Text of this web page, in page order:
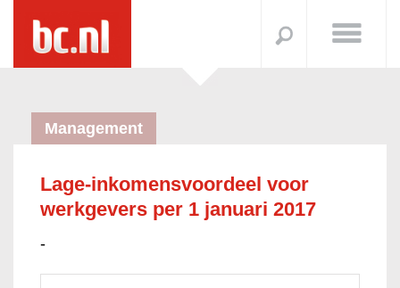
Management
Lage-inkomensvoordeel voor
werkgevers per 1 januari 2017
-